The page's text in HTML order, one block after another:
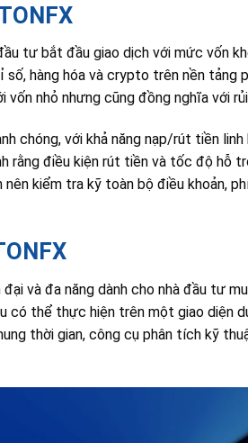
tư bắt đầu giao dịch với mức vốn
số, hàng hóa và crypto trên nền
nhỏ nhưng cũng đồng nghĩa với
chóng, với khả năng nạp/rút tiền
rằng điều kiện rút tiền và tốc độ hỗ
kiểm tra kỹ toàn bộ điều khoản,
và đa năng dành cho nhà đầu tư
thể thực hiện trên một giao diện
thời gian, công cụ phân tích kỹ